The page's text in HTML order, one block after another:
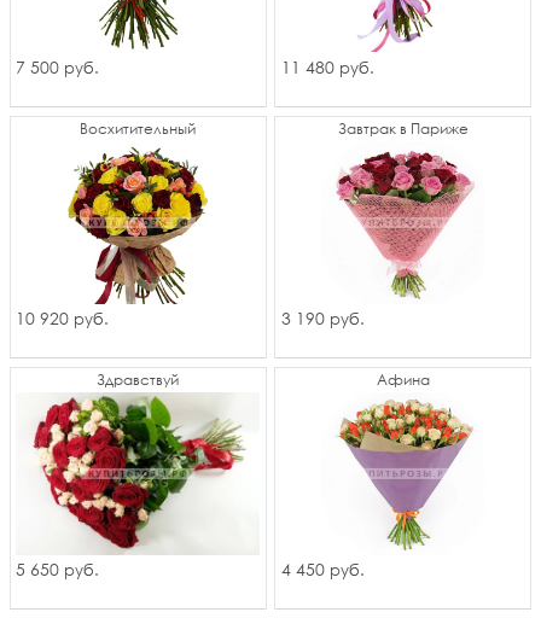
7 500 руб. 11 480 руб.
Восхитительный
10 920 руб.
Завтрак в Париже
3 190 руб.
Здравствуй
5 650 руб.
Афина
4 450 руб.